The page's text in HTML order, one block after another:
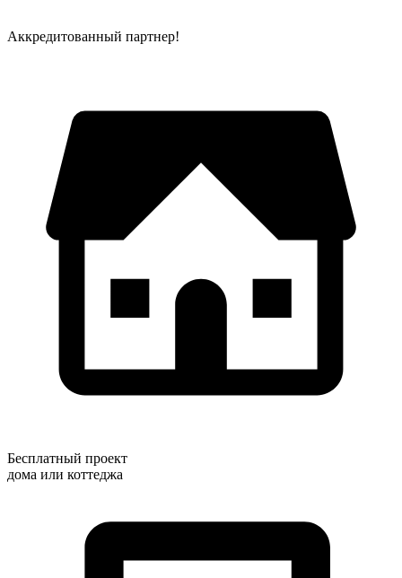
Аккредитованный партнер!
Бесплатный проект
дома или коттеджа